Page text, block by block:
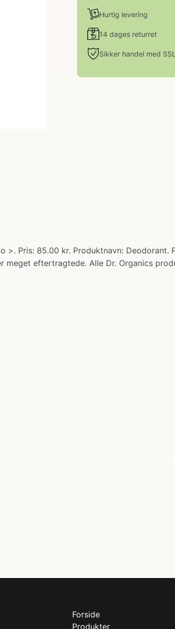
Hurtig levering
14 dages returret
Sikker handel med
>. Pris: 85.00 kr. Produktnavn:
eftertragtede. Alle Dr. Organics
Forside
Produkter